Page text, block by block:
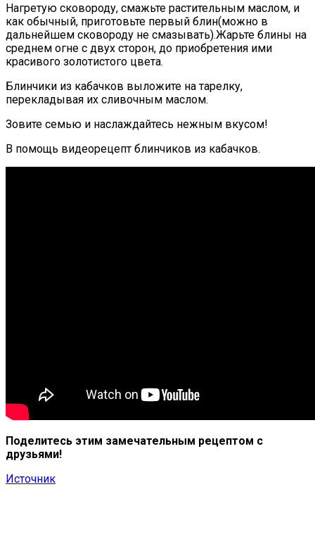
Нагретую сковороду, смажьте растительным маслом, и
как обычный, приготовьте первый блин(можно в
дальнейшем сковороду не смазывать).Жарьте блины на
среднем огне с двух сторон, до приобретения ими
красивого золотистого цвета.
Блинчики из кабачков выложите на тарелку,
перекладывая их сливочным маслом.
Зовите семью и наслаждайтесь нежным вкусом!
В помощь видеорецепт блинчиков из кабачков.
Поделитесь этим замечательным рецептом с
друзьями!
Источник